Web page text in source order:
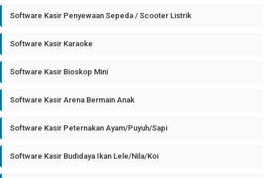
Software Kasir Penyewaan Sepeda / Scooter Listrik
Software Kasir Karaoke
Software Kasir Bioskop Mini
Software Kasir Arena Bermain Anak
Software Kasir Peternakan Ayam/Puyuh/Sapi
Software Kasir Budidaya Ikan Lele/Nila/Koi